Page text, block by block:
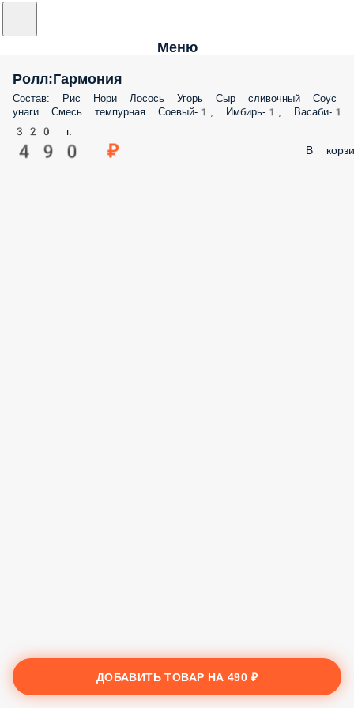
Меню
Ролл:Гармония
Состав: Рис Нори Лосось Угорь Сыр сливочный Соус
унаги Смесь темпурная Соевый-1, Имбирь-1, Васаби-1
320 г.
490 ₽ В
ДОБАВИТЬ ТОВАР НА490 ₽